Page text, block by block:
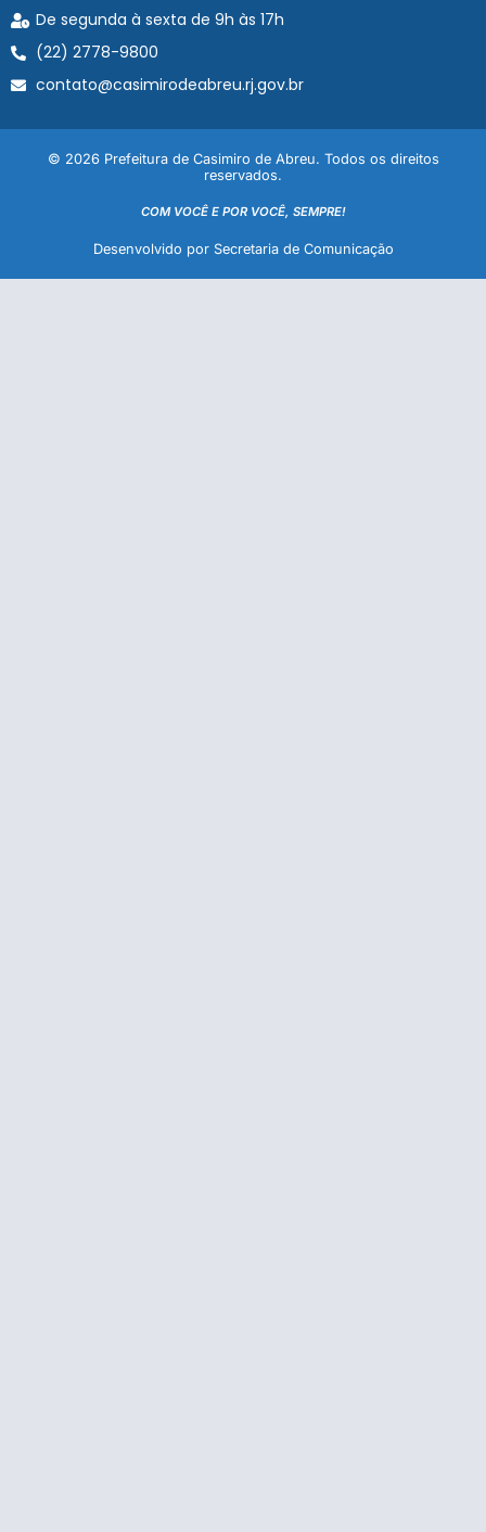
De segunda à sexta de 9h às 17h
(22) 2778-9800
contato@casimirodeabreu.rj.gov.br
© 2026 Prefeitura de Casimiro de Abreu. Todos os direitos
reservados.
COM VOCÊ E POR VOCÊ, SEMPRE!
Desenvolvido por Secretaria de Comunicação